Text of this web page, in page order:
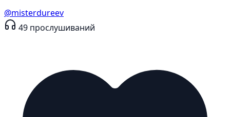
@misterdureev
49 прослушиваний